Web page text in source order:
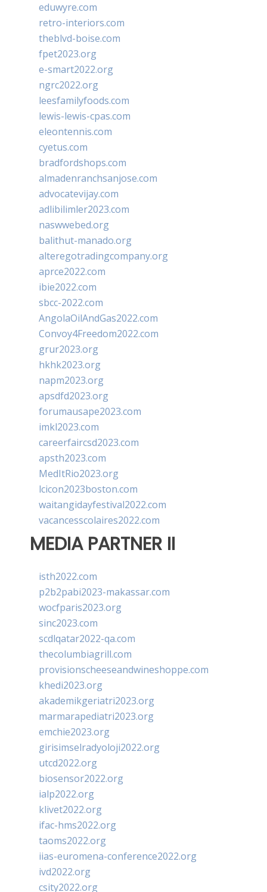
eduwyre.com
retro-interiors.com
theblvd-boise.com
fpet2023.org
e-smart2022.org
ngrc2022.org
leesfamilyfoods.com
lewis-lewis-cpas.com
eleontennis.com
cyetus.com
bradfordshops.com
almadenranchsanjose.com
advocatevijay.com
adlibilimler2023.com
naswwebed.org
balithut-manado.org
alteregotradingcompany.org
aprce2022.com
ibie2022.com
sbcc-2022.com
AngolaOilAndGas2022.com
Convoy4Freedom2022.com
grur2023.org
hkhk2023.org
napm2023.org
apsdfd2023.org
forumausape2023.com
imkl2023.com
careerfaircsd2023.com
apsth2023.com
MedItRio2023.org
lcicon2023boston.com
waitangidayfestival2022.com
vacancesscolaires2022.com
MEDIA PARTNER II
isth2022.com
p2b2pabi2023-makassar.com
wocfparis2023.org
sinc2023.com
scdlqatar2022-qa.com
thecolumbiagrill.com
provisionscheeseandwineshoppe.com
khedi2023.org
akademikgeriatri2023.org
marmarapediatri2023.org
emchie2023.org
girisimselradyoloji2022.org
utcd2022.org
biosensor2022.org
ialp2022.org
klivet2022.org
ifac-hms2022.org
taoms2022.org
iias-euromena-conference2022.org
ivd2022.org
csity2022.org